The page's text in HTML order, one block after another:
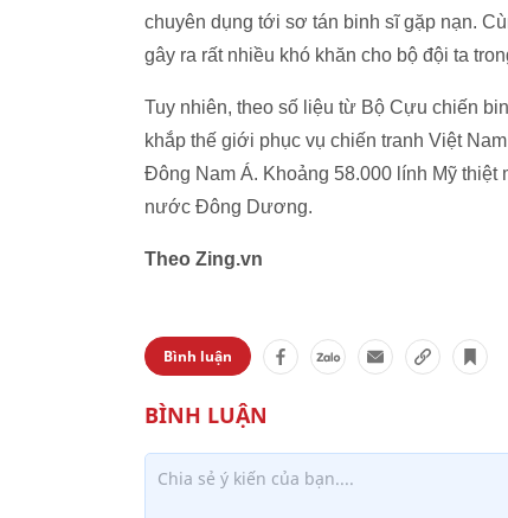
chuyên dụng tới sơ tán binh sĩ gặp nạn.
gây ra rất nhiều khó khăn cho bộ đội ta
Tuy nhiên, theo số liệu từ Bộ Cựu chiến
khắp thế giới phục vụ chiến tranh Việt
Đông Nam Á. Khoảng 58.000 lính Mỹ thiệt
nước Đông Dương.
Theo Zing.vn
Bình luận